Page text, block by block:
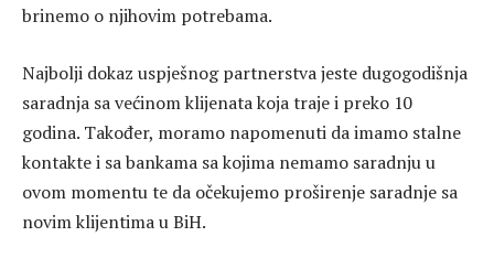
brinemo o njihovim potrebama.
Najbolji dokaz uspješnog partnerstva jeste dugogodišnja
saradnja sa većinom klijenata koja traje i preko 10
godina. Također, moramo napomenuti da imamo stalne
kontakte i sa bankama sa kojima nemamo saradnju u
ovom momentu te da očekujemo proširenje saradnje sa
novim klijentima u BiH.